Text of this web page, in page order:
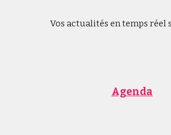
Vos actualités en temps réel
Agenda